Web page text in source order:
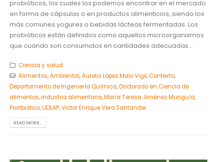
probióticos, los cuales los podemos encontrar en el mercado
en forma de cápsulas o en productos alimenticios, siendo los
más comunes yogures o bebidas lácteas fermentadas. Los
probióticos están definidos como aquellos microorganismos
que cuando son consumidos en cantidades adecuadas...
Ciencia y salud
Alimentos,Ambiental,Aurelio López Malo Vigil,Contexto,
Departamento de Ingeniería Química,Doctorado en Ciencia de
alimentos,industria alimentaria,María Teresa Jiménez Munguía,
Postbiótico,UDLAP,Victor Enrique Vera Santander
READ MORE...